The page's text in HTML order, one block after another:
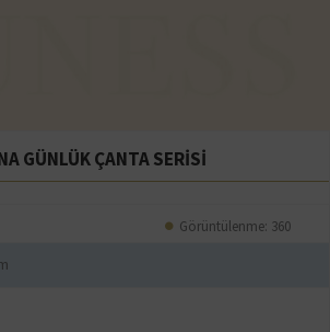
GÜNLÜK ÇANTA SERİSİ
Görüntülenme: 360